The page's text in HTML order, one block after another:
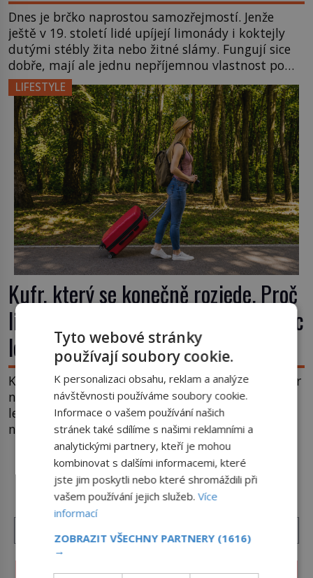
Dnes je brčko naprostou samozřejmostí. Jenže
ještě v 19. století lidé upíjejí limonády i koktejly
dutými stébly žita nebo žitné slámy. Fungují sice
dobře, mají ale jednu nepříjemnou vlastnost po
chvíli se rozmáčejí a nápoji dodávají travnatou
příchuť. Právě tahle drobná nepříjemnost přivede
amerického výrobce cigaretových náustků k
nápadu, který změní způsob pití po celém […]
LIFESTYLE
Kufr, který se konečně rozjede. Proč
lidé čekají na kolečka téměř pět tisíc
let?
Kolo patří k nejstarším vynálezům lidstva, ale kufr
na kolečkách se objevuje až ve 20. století. Po tisíce
let lidé vláčejí těžká zavazadla v rukou, na zádech
nebo je nakládají na povozy. Stačí přitom jediný
nápad, připevnit ke kufru kolečka. Jenže právě ten
nikdo dlouho nedostane. Až jednou se na letišti
ozve věta, která změní […]
DALŠÍ ČLÁNKY Z RUBRIKY ›
Tyto webové stránky
používají soubory cookie.
K personalizaci obsahu, reklam a analýze
návštěvnosti používáme soubory cookie.
Informace o vašem používání našich
stránek také sdílíme s našimi reklamními a
analytickými partnery, kteří je mohou
kombinovat s dalšími informacemi, které
jste jim poskytli nebo které shromáždili při
vašem používání jejich služeb.Více
informací
ZOBRAZIT VŠECHNY PARTNERY (1616)
→